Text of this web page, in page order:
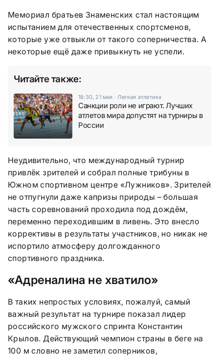
Мемориал братьев Знаменских стал настоящим
испытанием для отечественных спортсменов,
которые уже отвыкли от такого соперничества. А
некоторые ещё даже привыкнуть не успели.
Читайте также:
18:30, 21 мая ·Легкая атлетика
Санкции роли не играют. Лучших
атлетов мира допустят на турниры в
России
Неудивительно, что международный турнир
привлёк зрителей и собрал полные трибуны в
Южном спортивном центре «Лужников». Зрителей
не отпугнули даже капризы природы – большая
часть соревнований проходила под дождём,
переменно переходившим в ливень. Это внесло
коррективы в результаты участников, но никак не
испортило атмосферу долгожданного
спортивного праздника.
«Адреналина не хватило»
В таких непростых условиях, пожалуй, самый
важный результат на турнире показал лидер
российского мужского спринта Константин
Крылов. Действующий чемпион страны в беге на
100 м словно не заметил соперников,